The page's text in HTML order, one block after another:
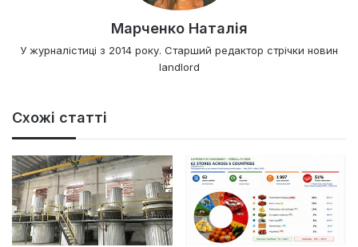
Марченко Наталія
У журналістиці з 2014 року. Старший редактор стрічки новин
landlord
Схожі статті